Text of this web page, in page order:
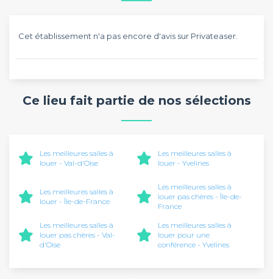
Cet établissement n'a pas encore d'avis sur Privateaser.
Ce lieu fait partie de nos sélections
Les meilleures salles à
louer - Val-d'Oise
Les meilleures salles à
louer - Yvelines
Les meilleures salles à
louer - Île-de-France
Les meilleures salles à
louer pas chères - Île-de-
France
Les meilleures salles à
louer pas chères - Val-
d'Oise
Les meilleures salles à
louer pour une
conférence - Yvelines